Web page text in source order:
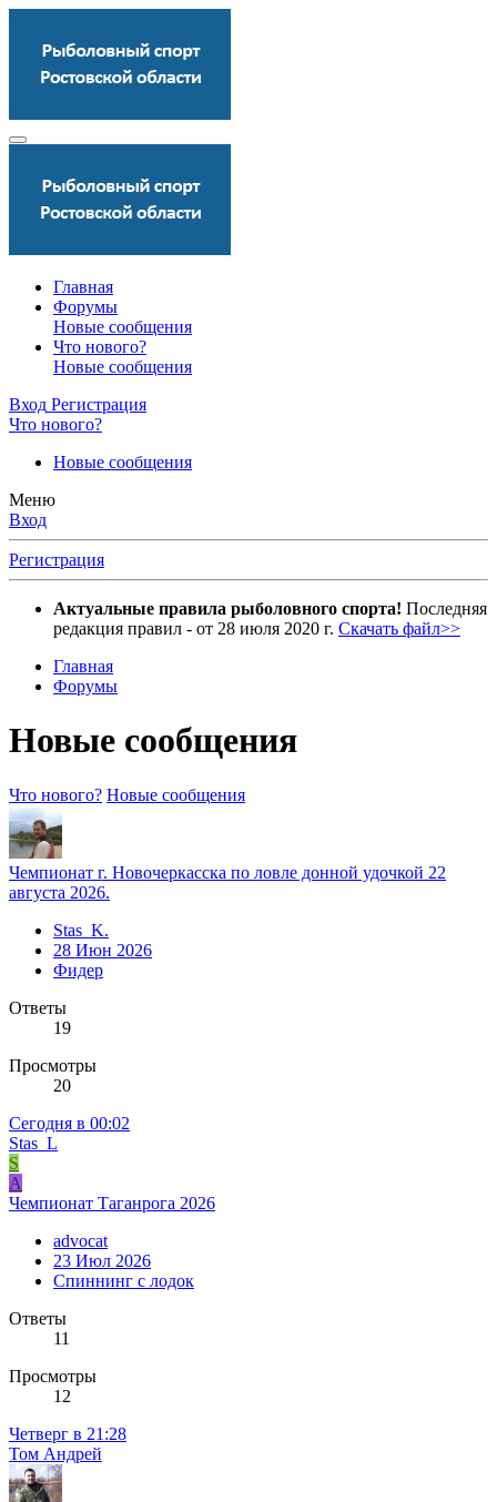
Главная
Форумы
Новые сообщения
Что нового?
Новые сообщения
Вход Регистрация
Что нового?
Новые сообщения
Меню
Вход
Регистрация
Актуальные правила рыболовного спорта! Последняя
редакция правил - от 28 июля 2020 г. Скачать файл>>
Главная
Форумы
Новые сообщения
Что нового? Новые сообщения
Чемпионат г. Новочеркасска по ловле донной удочкой 22
августа 2026.
Stas_K.
28 Июн 2026
Фидер
Ответы
19
Просмотры
20
Сегодня в 00:02
Stas_L
S
A
Чемпионат Таганрога 2026
advocat
23 Июл 2026
Спиннинг с лодок
Ответы
11
Просмотры
12
Четверг в 21:28
Том Андрей